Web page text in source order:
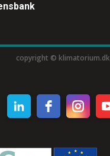
copyright © klimatorium.dk